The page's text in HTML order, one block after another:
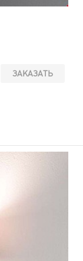
ЗАКАЗАТЬ